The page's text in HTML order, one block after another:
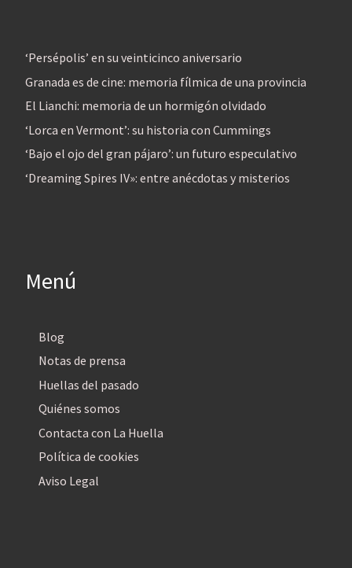
‘Persépolis’ en su veinticinco aniversario
Granada es de cine: memoria fílmica de una provincia
El Lianchi: memoria de un hormigón olvidado
‘Lorca en Vermont’: su historia con Cummings
‘Bajo el ojo del gran pájaro’: un futuro especulativo
‘Dreaming Spires IV»: entre anécdotas y misterios
Menú
Blog
Notas de prensa
Huellas del pasado
Quiénes somos
Contacta con La Huella
Política de cookies
Aviso Legal